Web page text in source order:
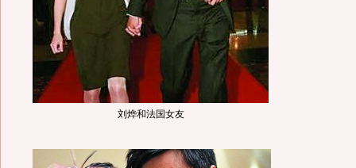
刘烨和法国女友